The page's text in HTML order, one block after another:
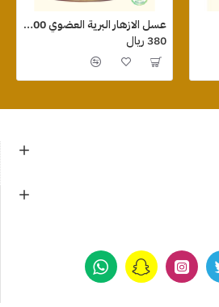
عسل الازهار البرية العضوي 800 جرام
380 ريال